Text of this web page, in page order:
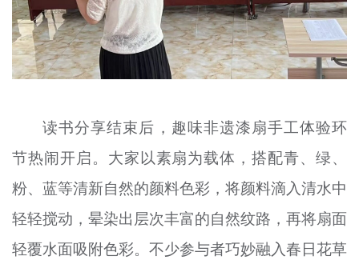
读书分享结束后，趣味非遗漆扇手工体验环
节热闹开启。大家以素扇为载体，搭配青、绿、
粉、蓝等清新自然的颜料色彩，将颜料滴入清水中
轻轻搅动，晕染出层次丰富的自然纹路，再将扇面
轻覆水面吸附色彩。不少参与者巧妙融入春日花草